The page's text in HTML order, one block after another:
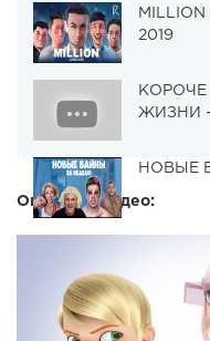
MILLION
2019
КОРОЧЕ
ЖИЗНИ -
НОВЫЕ
Описание видео: